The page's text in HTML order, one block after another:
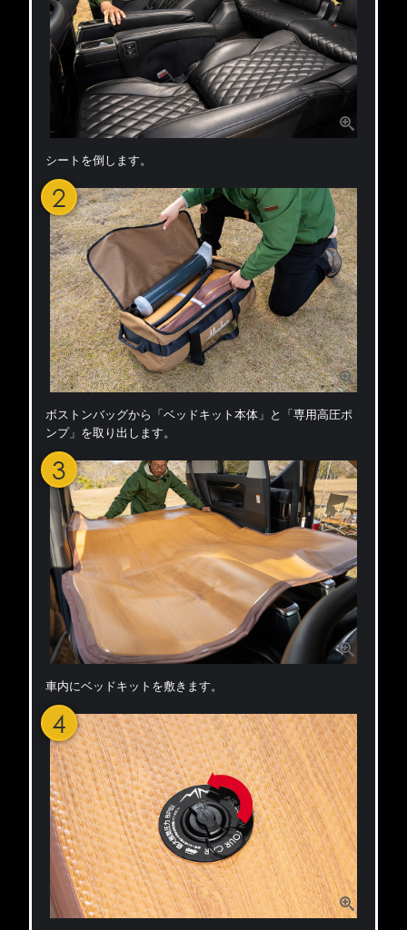
シートを倒します。
2
ボストンバッグから「ベッドキット本体」と「専用高圧ポ
ンプ」を取り出します。
3
車内にベッドキットを敷きます。
4